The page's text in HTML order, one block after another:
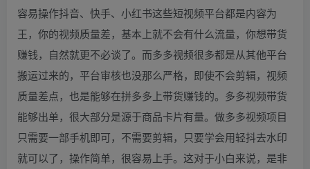
容易操作抖音、快手、小红书这些短视频平台都是内容为
王，你的视频质量差，基本上就不会有什么流量，你想带货
赚钱，自然就更不必谈了。而多多视频很多都是从其他平台
搬运过来的，平台审核也没那么严格，即使不会剪辑，视频
质量差点，也是能够在拼多多上带货赚钱的。多多视频带货
能够出单，很大部分是源于商品卡片有量。做多多视频项目
只需要一部手机即可，不需要剪辑，只要学会用轻抖去水印
就可以了，操作简单，很容易上手。这对于小白来说，是非